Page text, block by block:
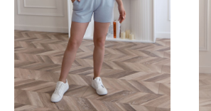
Хотите быть в курсе всех новинок
и акций, подпишитесь на email рассылку
MIR CASHMERE Official